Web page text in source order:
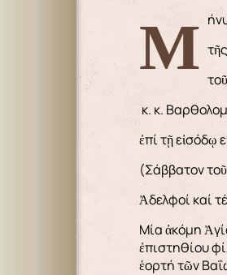
κ. κ.
ἐπί τῇ εἰσόδῳ
(Σάββατον
Ἀδελφοί καί
Μία ἀκόμη
ἐπιστηθίου
ἑορτή τῶν